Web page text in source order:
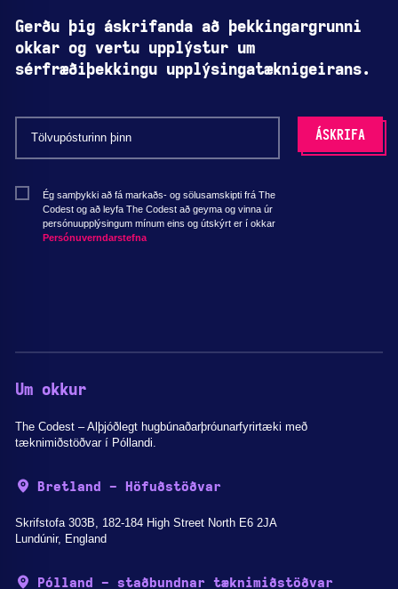
Gerðu þig áskrifanda að þekkingargrunni
okkar og vertu upplýstur um
sérfræðiþekkingu upplýsingatæknigeirans.
Ég samþykki að fá markaðs- og sölusamskipti frá The
Codest og að leyfa The Codest að geyma og vinna úr
persónuupplýsingum mínum eins og útskýrt er í okkar
Persónuverndarstefna
Um okkur
The Codest – Alþjóðlegt hugbúnaðarþróunarfyrirtæki með
tæknimiðstöðvar í Póllandi.
Bretland - Höfuðstöðvar
Skrifstofa 303B, 182-184 High Street North E6 2JA
Lundúnir, England
Pólland - staðbundnar tæknimiðstöðvar